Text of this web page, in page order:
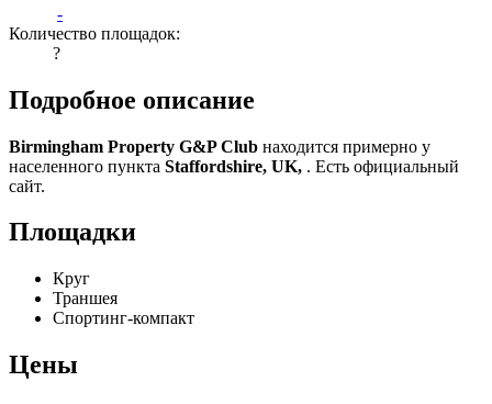
-
Количество площадок:
?
Подробное описание
Birmingham Property G&P Club находится примерно у
населенного пункта Staffordshire, UK, . Есть официальный
сайт.
Площадки
Круг
Траншея
Спортинг-компакт
Цены